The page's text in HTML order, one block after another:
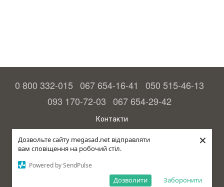
Дозвольте сайту megasad.net відправляти
вам сповіщення на робочий стіл.
Powered by SendPulse
Заборонити
Дозволити
×
0 800 332-015 067 654-16-41
050 515-46-13
093 170-72-03 067 654-29-42
Контакти
Повна версія сайту
© 2015—2026
Megasad – гарантія високого врожаю
рус (країна-терорист)